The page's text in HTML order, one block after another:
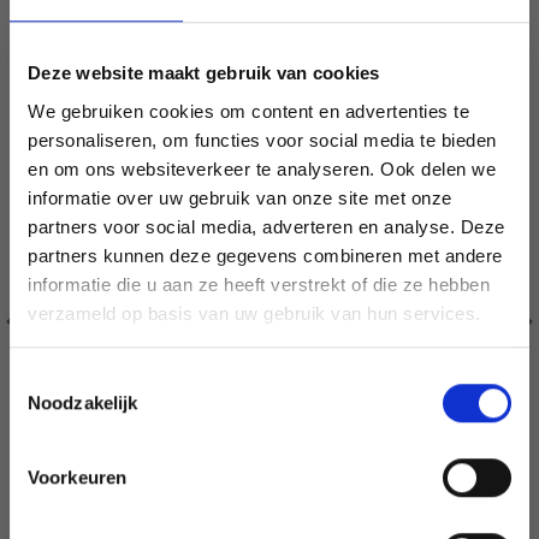
Deze website maakt gebruik van cookies
We gebruiken cookies om content en advertenties te
personaliseren, om functies voor social media te bieden
en om ons websiteverkeer te analyseren. Ook delen we
informatie over uw gebruik van onze site met onze
partners voor social media, adverteren en analyse. Deze
partners kunnen deze gegevens combineren met andere
informatie die u aan ze heeft verstrekt of die ze hebben
verzameld op basis van uw gebruik van hun services.
Noodzakelijk
Voorkeuren
DMC MOULINÉ SPÉCIAL 25 FIL À BRODER, COULEURS
Économisez jusqu'à 50 %
Soyez le premier à connaître nos soldes et